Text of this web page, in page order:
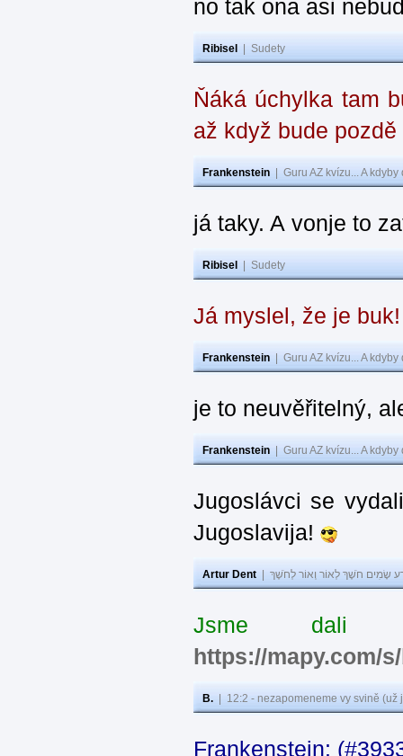
no tak ona asi
Ribisel Sudety
Ňáká úchylka tam
až když bude pozdě
Frankenstein Guru AZ kvízu... A
já taky. A vonje to
Ribisel Sudety
Já myslel, že je
Frankenstein Guru AZ kvízu... A
je to neuvěřitelný,
Frankenstein Guru AZ kvízu... A
Jugoslávci se
Jugoslavija!
Artur Dent שָׂמִים חֹשֶׁךְ לְאוֹר וְאוֹר לְחֹשֶׁךְ
Jsme dali
https://mapy.com/
B. 12:2 - nezapomeneme vy svině
Frankenstein: